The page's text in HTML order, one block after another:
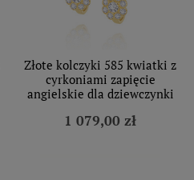
Złote kolczyki 585 kwiatki z
cyrkoniami zapięcie
angielskie dla dziewczynki
1 079,00 zł